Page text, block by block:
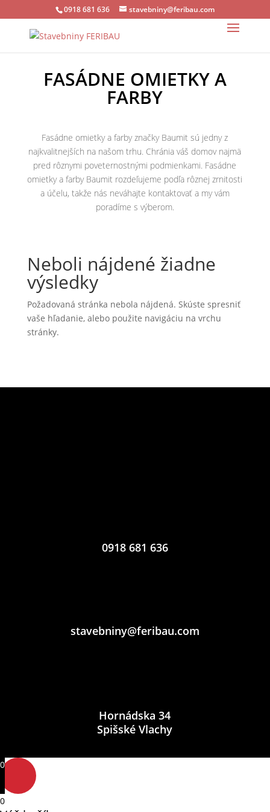
0918 681 636 stavebniny@feribau.com
FASÁDNE OMIETKY A
FARBY
Fasádne omietky a farby značky Baumit sú jedny z
najkvalitnejších na našom trhu. Chránia váš domov najmä
pred rôznymi poveternostnými podmienkami. Fasádne
omietky a farby Baumit rozdeľujeme podľa rôznej zrnitosti
a účelu, takže nás neváhajte kontaktovať a my vám
poradíme s výberom.
Neboli nájdené žiadne
výsledky
Požadovaná stránka nebola nájdená. Skúste spresniť
vaše hľadanie, alebo použite navigáciu na vrchu
stránky.
0918 681 636
stavebniny@feribau.com
Hornádska 34
Spišské Vlachy
0
0